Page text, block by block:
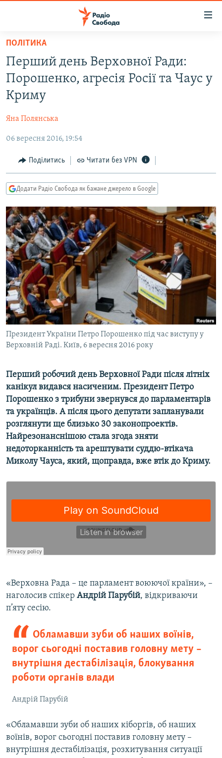
Перейти
основного
матеріалу
Перейти
до
основної
Перейти
пошуку
ВСЕ ЗА ДОБУ
СТАТТІ
СУСПІЛЬСТВО
КУЛЬТУРА
УКРАЇНА
СВІТ
РОСІЙСЬКА «ФІЛЬТРАЦІЯ»
ДОНБАС.РЕАЛІЇ
КРИМ.РЕАЛІЇ
СХЕМИ
ПРИАЗОВ’Я
КИТАЙ.ВИКЛИКИ
МУЛЬТИМЕДІА
ФОТО
СПЕЦПРОЄКТИ
ПОДКАСТИ
РУС
КТАТ
ДОЛУЧАЙСЯ!
ПОЛІТИКА
Перший день Верховної Ради:
Порошенко, агресія Росії та Чаус у
Криму
Яна Полянська
06 вересня 2016, 19:54
Поділитись Читати без VPN
Додати Радіо Свобода як бажане джерело в Google
Президент України Петро Порошенко під час виступу у
Верховній Раді. Київ, 6 вересня 2016 року
Перший робочий день Верховної Ради після літніх
канікул видався насиченим. Президент Петро
Порошенко з трибуни звернувся до парламентарів
та українців. А після цього депутати запланували
розглянути ще близько 30 законопроектів.
Найрезонанснішою стала згода зняти
недоторканність та арештувати суддю-втікача
Миколу Чауса, який, щоправда, вже втік до Криму.
​«Верховна Рада – це парламент воюючої країни», –
наголосив спікер Андрій Парубій, відкриваючи
п’яту сесію.
Обламавши зуби об наших воїнів,
ворог сьогодні поставив головну мету –
внутрішня дестабілізація, блокування
роботи органів влади
Андрій Парубій
«Обламавши зуби об наших кіборгів, об наших
воїнів, ворог сьогодні поставив головну мету –
внутрішня дестабілізація, розхитування ситуації